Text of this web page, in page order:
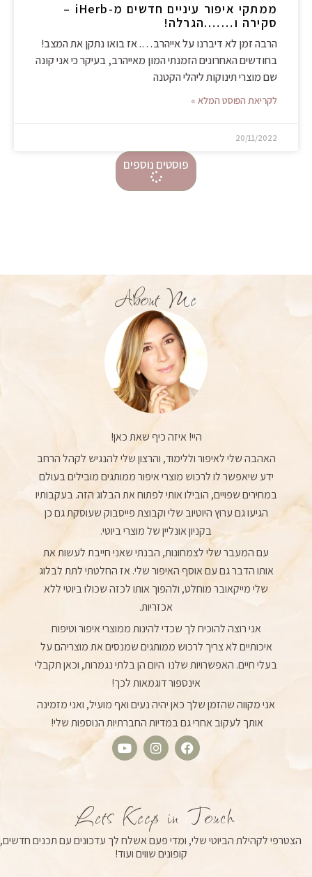
ממתקי איפור עיניים חדשים מ-iHerb –
סקירה ו…….הגרלה!
הרבה זמן לא דיברנו על אייהרב…. אז בואו נתקן את המצב!
בחודשים האחרונים הזמנתי המון מאייהרב, בעיקר כי אני קונה
שם מוצרי תינוקות ליהלי הקטנה
לקריאת הפוסט המלא »
20/11/2022
פוסטים נוספים
About Me
היי! איזה כיף שאת כאן!
האהבה שלי לאיפור וללימוד, והרצון שלי להנגיש לקהל הרחב
ידע שיאפשר לו לרכוש מוצרי איפור ממותגים מובילים בעולם
במחירים שפויים, הובילו אותי לפתוח את הבלוג הזה. בעקבותיו
הגיעו גם ערוץ היוטיוב שלי וקבוצת פייסבוק שעוסקת גם כן
בקניון אונליין של מוצרי ביוטי.
עם המעבר שלי לצמחונות, הבנתי שאני חייבת לעשות את
אותו הדבר גם עם אוסף האיפור שלי. אז החלטתי לתת לבלוג
שלי מייקאובר מוחלט, ולהפוך אותו לכזה שכולו ביוטי ללא
אכזריות.
אני רוצה להוכיח לך שכדי להינות ממוצרי איפור וטיפוח
איכותיים לא צריך לרכוש ממותגים שמנסים את מוצריהם על
בעלי חיים. האפשרויות שלנו היום הן בלתי נגמרות, וכאן תקבלי
אינספור דוגמאות לכך!
אני מקווה שהזמן שלך כאן יהיה נעים ואף מועיל, ואני מזמינה
אותך לעקוב אחרי גם במדיות החברתיות הנוספות שלי!
F
o
k
I
g
a
m
Y
b
e
Lets Keep in Touch
הצטרפי לקהילת הביוטי שלי, ומדי פעם אשלח לך עדכונים עם תכנים חדשים,
קופונים שווים ועוד!